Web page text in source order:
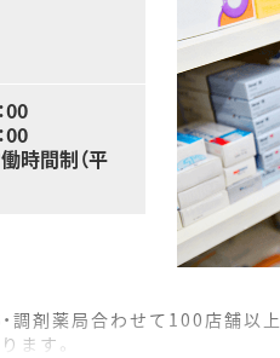
00
時間制（平
調剤薬局合わせて100店舗以
ます。